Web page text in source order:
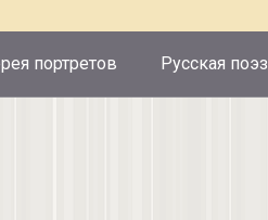
портретов Русская